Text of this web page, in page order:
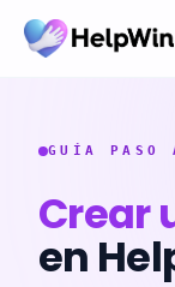
GUÍA PASO
Crear
en